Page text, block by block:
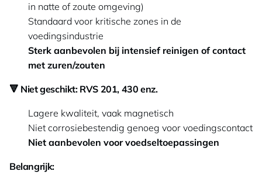
in natte of zoute omgeving)
Standaard voor kritische zones in de
voedingsindustrie
Sterk aanbevolen bij intensief reinigen of contact
met zuren/zouten
🔻 Niet geschikt: RVS 201, 430 enz.
Lagere kwaliteit, vaak magnetisch
Niet corrosiebestendig genoeg voor voedingscontact
Niet aanbevolen voor voedseltoepassingen
Belangrijk: